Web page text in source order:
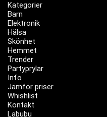
Kategorier
Barn
Elektronik
Hälsa
Skönhet
Hemmet
Trender
Partyprylar
Info
Jämför priser
Whishlist
Kontakt
Labubu